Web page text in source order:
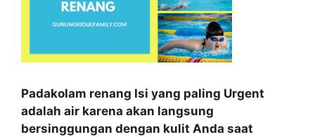
Padakolam renang Isi yang paling Urgent
adalah air karena akan langsung
bersinggungan dengan kulit Anda saat